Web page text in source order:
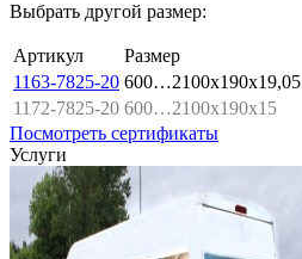
Выбрать другой размер:
Артикул
Размер
1163-7825-20 600…2100x190x19,05
1172-7825-20 600…2100x190x15
Посмотреть сертификаты
Услуги